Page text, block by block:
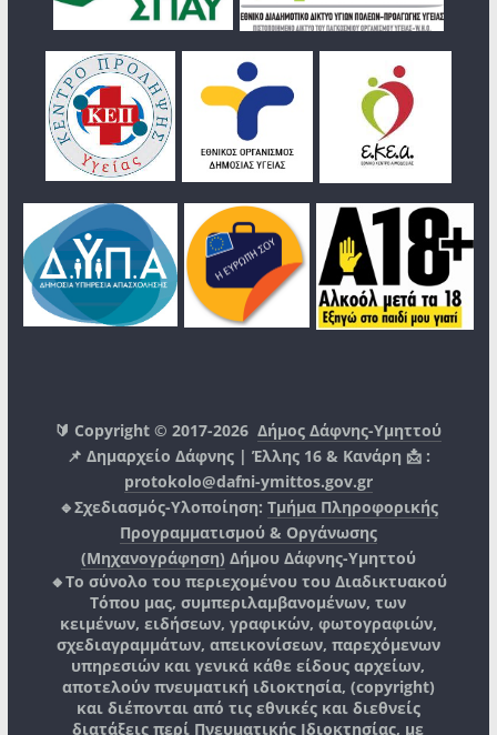
🔰 Copyright © 2017-2026Δήμος Δάφνης-Υμηττού
📌 Δημαρχείο Δάφνης | Έλλης 16 & Κανάρη 📩 :
protokolo@dafni-ymittos.gov.gr
🔹Σχεδιασμός-Υλοποίηση: Τμήμα Πληροφορικής
Προγραμματισμού & Οργάνωσης
(Μηχανογράφηση) Δήμου Δάφνης-Υμηττού
🔸Το σύνολο του περιεχομένου του Διαδικτυακού
Τόπου μας, συμπεριλαμβανομένων, των
κειμένων, ειδήσεων, γραφικών, φωτογραφιών,
σχεδιαγραμμάτων, απεικονίσεων, παρεχόμενων
υπηρεσιών και γενικά κάθε είδους αρχείων,
αποτελούν πνευματική ιδιοκτησία, (copyright)
και διέπονται από τις εθνικές και διεθνείς
διατάξεις περί Πνευματικής Ιδιοκτησίας, με